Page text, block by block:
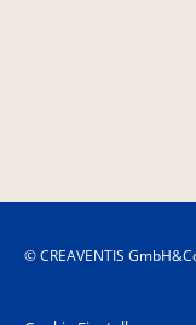
© CREAVENTIS